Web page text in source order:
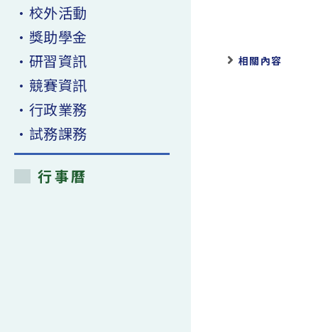
相關內容
•校外活動
•獎助學金
•研習資訊
•競賽資訊
•行政業務
•試務課務
行事曆